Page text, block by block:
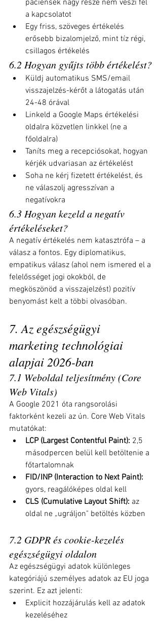
páciensek nagy része nem veszi fel
a kapcsolatot
Egy friss, szöveges értékelés
erősebb bizalomjelző, mint tíz régi,
csillagos értékelés
6.2 Hogyan gyűjts több értékelést?
Küldj automatikus SMS/email
visszajelzés-kérőt a látogatás után
24-48 órával
Linkeld a Google Maps értékelési
oldalra közvetlen linkkel (ne a
főoldalra)
Taníts meg a recepciósokat, hogyan
kérjék udvariasan az értékelést
Soha ne kérj fizetett értékelést, és
ne válaszolj agresszívan a
negatívokra
6.3 Hogyan kezeld a negatív
értékeléseket?
A negatív értékelés nem katasztrófa – a
válasz a fontos. Egy diplomatikus,
empatikus válasz (ahol nem ismered el a
felelősséget jogi okokból, de
megköszönöd a visszajelzést) pozitív
benyomást kelt a többi olvasóban.
7. Az egészségügyi
marketing technológiai
alapjai 2026-ban
7.1 Weboldal teljesítmény (Core
Web Vitals)
A Google 2021 óta rangsorolási
faktorként kezeli az ún. Core Web Vitals
mutatókat:
LCP (Largest Contentful Paint): 2,5
másodpercen belül kell betöltenie a
főtartalomnak
FID/INP (Interaction to Next Paint):
gyors, reagálóképes oldal kell
CLS (Cumulative Layout Shift): az
oldal ne „ugráljon" betöltés közben
7.2 GDPR és cookie-kezelés
egészségügyi oldalon
Az egészségügyi adatok különleges
kategóriájú személyes adatok az EU joga
szerint. Ez azt jelenti:
Explicit hozzájárulás kell az adatok
kezeléséhez